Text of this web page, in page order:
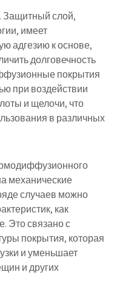
Защитный слой,
имеет
адгезию к основе,
долговечность
покрытия
при воздействии
и щелочи, что
в различных
механические
случаев можно
как
Это связано с
покрытия, которая
и уменьшает
и других